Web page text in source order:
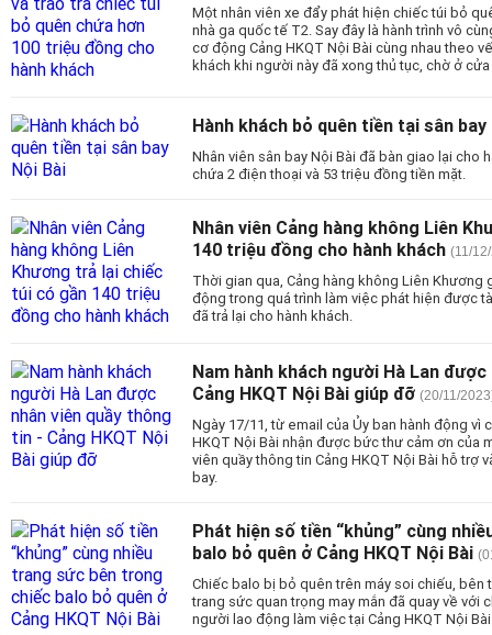
Một nhân viên xe đẩy phát hiện chiếc túi bỏ
nhà ga quốc tế T2. Say đây là hành trình vô
cơ động Cảng HKQT Nội Bài cùng nhau theo
khách khi người này đã xong thủ tục, chờ ở cửa
Hành khách bỏ quên tiền tại sân
Nhân viên sân bay Nội Bài đã bàn giao lại cho
chứa 2 điện thoại và 53 triệu đồng tiền mặt.
Nhân viên Cảng hàng không Liên
140 triệu đồng cho hành khách (11/
Thời gian qua, Cảng hàng không Liên
động trong quá trình làm việc phát hiện được
đã trả lại cho hành khách.
Nam hành khách người Hà Lan
Cảng HKQT Nội Bài giúp đỡ (20/11/
Ngày 17/11, từ email của Ủy ban hành động vì
HKQT Nội Bài nhận được bức thư cảm ơn của
viên quầy thông tin Cảng HKQT Nội Bài hỗ trợ
bay.
Phát hiện số tiền “khủng” cùng
balo bỏ quên ở Cảng HKQT Nội Bài
Chiếc balo bị bỏ quên trên máy soi chiếu, bên
trang sức quan trọng may mắn đã quay về với
người lao động làm việc tại Cảng HKQT Nội